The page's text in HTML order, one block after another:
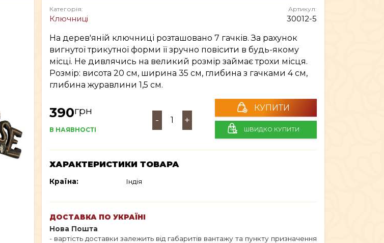
ВСЕ ДЛЯ КУРІННЯ
Категорія:
Ключниці
Артикул:
30012-5
На дерев'яній ключниці розташовано 7 гачків. За рахунок
вигнутої трикутної форми її зручно повісити в будь-якому
місці. Не дивлячись на великий розмір займає трохи місця.
Розмір: висота 20 см, ширина 35 см, глибина з гачками 4 см,
глибина журавлини 1,5 см.
390грн
В НАЯВНОСТІ
- +
КУПИТИ
ШВИДКО КУПИТИ
ХАРАКТЕРИСТИКИ ТОВАРА
Країна: Індія
ДОСТАВКА ПО УКРАЇНІ
Нова Пошта
- вартість доставки залежить від габаритів вантажу та пункту призначення